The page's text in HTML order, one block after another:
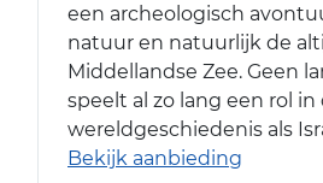
een archeologisch
natuur en natuurlijk de
Middellandse Zee. Geen
speelt al zo lang een rol in
wereldgeschiedenis als
Bekijk aanbieding